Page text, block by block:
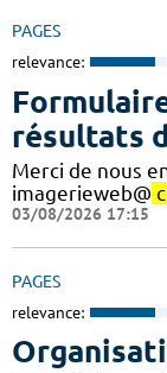
PAGES
relevance:
résultats
Merci de nous
imagerieweb@
03/08/2026 17:15
PAGES
relevance: